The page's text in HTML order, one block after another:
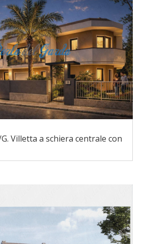
Villetta a schiera centrale con